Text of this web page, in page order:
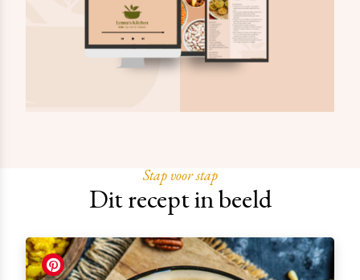
Stap voor stap
Dit recept in beeld